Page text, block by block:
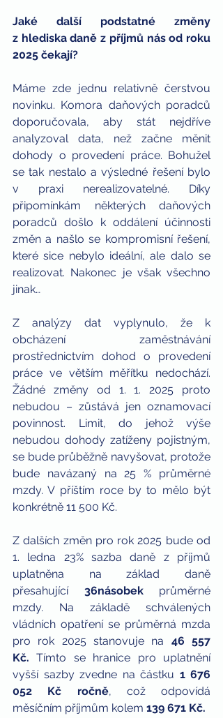
Jaké další podstatné změny
z hlediska daně z příjmů nás od roku
2025 čekají?
Máme zde jednu relativně čerstvou
novinku. Komora daňových poradců
doporučovala, aby stát nejdříve
analyzoval data, než začne měnit
dohody o provedení práce. Bohužel
se tak nestalo a výsledné řešení bylo
v praxi nerealizovatelné. Díky
připomínkám některých daňových
poradců došlo k oddálení účinnosti
změn a našlo se kompromisní řešení,
které sice nebylo ideální, ale dalo se
realizovat. Nakonec je však všechno
jinak…
Z analýzy dat vyplynulo, že k
obcházení zaměstnávání
prostřednictvím dohod o provedení
práce ve větším měřítku nedochází.
Žádné změny od 1. 1. 2025 proto
nebudou – zůstává jen oznamovací
povinnost. Limit, do jehož výše
nebudou dohody zatíženy pojistným,
se bude průběžně navyšovat, protože
bude navázaný na 25 % průměrné
mzdy. V příštím roce by to mělo být
konkrétně 11 500 Kč.
Z dalších změn pro rok 2025 bude od
1. ledna 23% sazba daně z příjmů
uplatněna na základ daně
přesahující 36násobek průměrné
mzdy. Na základě schválených
vládních opatření se průměrná mzda
pro rok 2025 stanovuje na 46 557
Kč. Tímto se hranice pro uplatnění
vyšší sazby zvedne na částku 1 676
052 Kč ročně, což odpovídá
měsíčním příjmům kolem 139 671 Kč.